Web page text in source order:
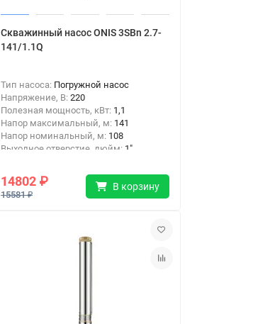
Скважинный насос ONIS 3SBn 2.7-
141/1.1Q
Тип насоса: Погружной насос
Напряжение, В: 220
Полезная мощность, кВт: 1,1
Напор максимальный, м: 141
Напор номинальный, м: 108
Выходное отверстие, дюйм: 1"
14802 ₽
15581 ₽
В корзину